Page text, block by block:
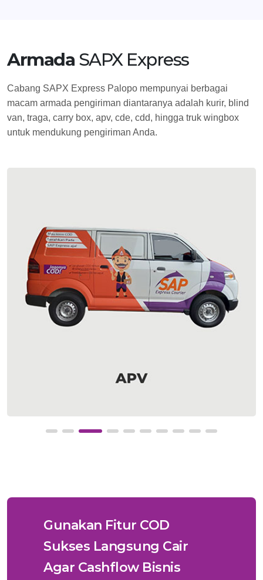
Armada SAPX Express
Cabang SAPX Express Palopo mempunyai berbagai
macam armada pengiriman diantaranya adalah kurir, blind
van, traga, carry box, apv, cde, cdd, hingga truk wingbox
untuk mendukung pengiriman Anda.
Gunakan Fitur COD
Sukses Langsung Cair
Agar Cashflow Bisnis